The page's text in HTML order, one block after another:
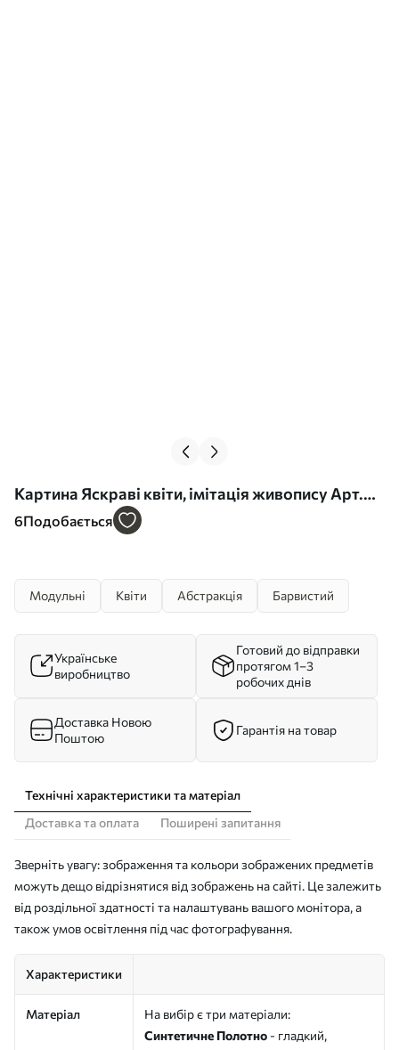
Картина Яскраві квіти, імітація живопису Арт.
m30072
6Подобається
Модульні Квіти Абстракція Барвистий
Українське
виробництво
Готовий до відправки
протягом 1–3
робочих днів
Доставка Новою
Поштою
Гарантія на товар
Технічні характеристики та матеріал
Доставка та оплата
Поширені запитання
Зверніть увагу: зображення та кольори зображених предметів
можуть дещо відрізнятися від зображень на сайті. Це залежить
від роздільної здатності та налаштувань вашого монітора, а
також умов освітлення під час фотографування.
Характеристики
Матеріал
На вибір є три матеріали:
Синтетичне Полотно - гладкий,